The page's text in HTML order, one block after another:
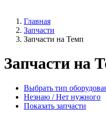
Главная
Запчасти
Запчасти на Темп
Запчасти на
Выбрать тип
Незнаю / Нет нужного
Показать запчасти